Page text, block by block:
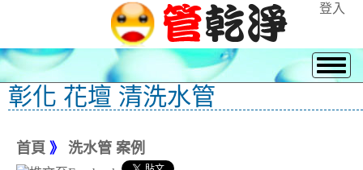
登入
彰化 花壇 清洗水管
首頁 》 洗水管 案例